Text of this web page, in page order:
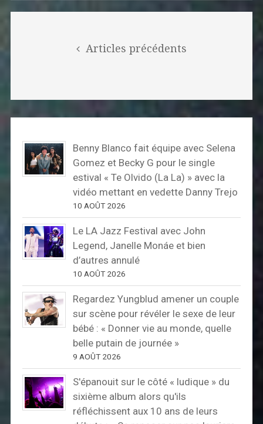
Articles précédents
Benny Blanco fait équipe avec Selena
Gomez et Becky G pour le single
estival « Te Olvido (La La) » avec la
vidéo mettant en vedette Danny Trejo
10 AOÛT 2026
Le LA Jazz Festival avec John
Legend, Janelle Monáe et bien
d’autres annulé
10 AOÛT 2026
Regardez Yungblud amener un couple
sur scène pour révéler le sexe de leur
bébé : « Donner vie au monde, quelle
belle putain de journée »
9 AOÛT 2026
S'épanouit sur le côté « ludique » du
sixième album alors qu'ils
réfléchissent aux 10 ans de leurs